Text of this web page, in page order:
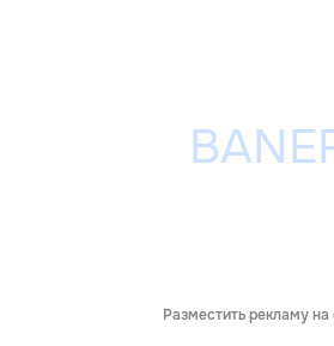
Разместить рекламу на